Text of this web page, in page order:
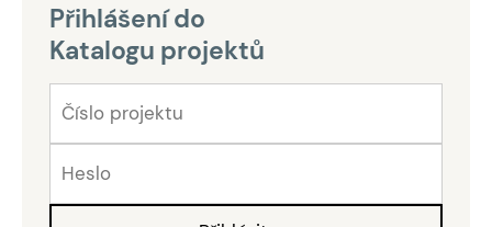
Přihlášení do
Katalogu projektů